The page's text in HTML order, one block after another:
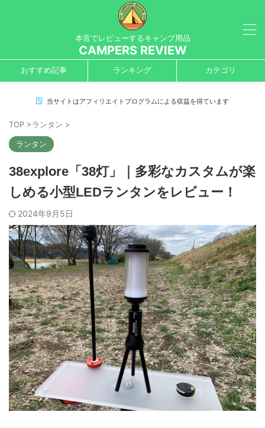
本音でレビューするキャンプ用品
CAMPERS REVIEW
おすすめ記事 ランキング カテゴリ
当サイトはアフィリエイトプログラムによる収益を得ています
TOP >ランタン >
ランタン
38explore「38灯」｜多彩なカスタムが楽
しめる小型LEDランタンをレビュー！
2024年9月5日